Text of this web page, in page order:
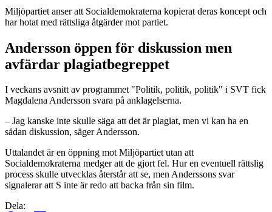
Miljöpartiet anser att Socialdemokraterna kopierat deras koncept och
har hotat med rättsliga åtgärder mot partiet.
Andersson öppen för diskussion men
avfärdar plagiatbegreppet
I veckans avsnitt av programmet "Politik, politik, politik" i SVT fick
Magdalena Andersson svara på anklagelserna.
– Jag kanske inte skulle säga att det är plagiat, men vi kan ha en
sådan diskussion, säger Andersson.
Uttalandet är en öppning mot Miljöpartiet utan att
Socialdemokraterna medger att de gjort fel. Hur en eventuell rättslig
process skulle utvecklas återstår att se, men Anderssons svar
signalerar att S inte är redo att backa från sin film.
Dela: